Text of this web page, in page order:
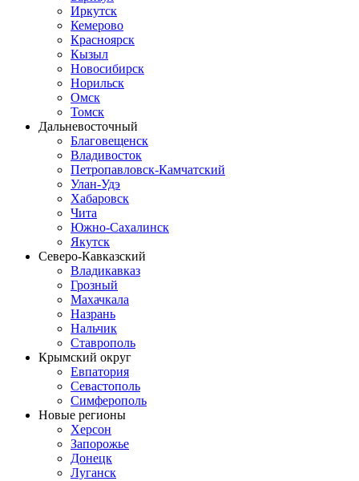
Иркутск
Кемерово
Красноярск
Кызыл
Новосибирск
Норильск
Омск
Томск
Дальневосточный
Благовещенск
Владивосток
Петропавловск-Камчатский
Улан-Удэ
Хабаровск
Чита
Южно-Сахалинск
Якутск
Северо-Кавказский
Владикавказ
Грозный
Махачкала
Назрань
Нальчик
Ставрополь
Крымский округ
Евпатория
Севастополь
Симферополь
Новые регионы
Херсон
Запорожье
Донецк
Луганск